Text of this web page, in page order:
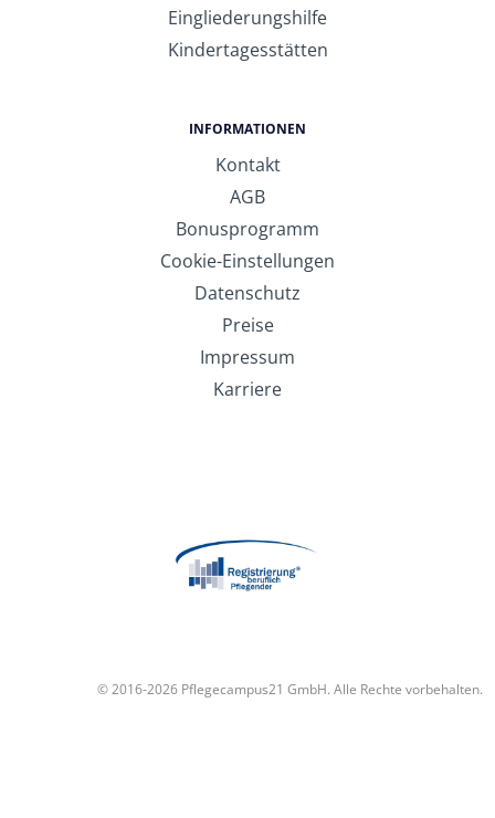
Eingliederungshilfe
Kindertagesstätten
INFORMATIONEN
Kontakt
AGB
Bonusprogramm
Cookie-Einstellungen
Datenschutz
Preise
Impressum
Karriere
© 2016-2026 Pflegecampus21 GmbH. Alle Rechte vorbehalten.